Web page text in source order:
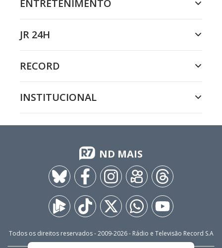
ENTRETENIMENTO
JR 24H
RECORD
INSTITUCIONAL
ND MAIS
Todos os direitos reservados - 2009-2026- Rádio e Televisão Record S.A